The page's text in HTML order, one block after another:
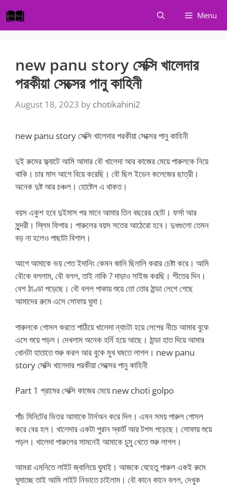
to
content
Menu
new panu story সেক্সি খালেদার
পরকীয়া সেক্সের পানু কাহিনী
August 18, 2023 by chotikahini2
new panu story সেক্সি খালেদার পরকীয়া সেক্সের পানু কাহিনী
দুই রুমের ফ্ল্যাটে আমি আমার বৌ খালেদা আর কাজের মেয়ে পারুলকে নিয়ে
থাকি। চার মাস আগে বিয়ে করেছি। বৌ ছিল ইডেন কলেজের ছাত্রী।
অনেক দুষ্ট আর চঞ্চল। হোষ্টেল এ থাকত।
বয়স একুশ হবে দুইমাস পর মানে আমার তিন বছরের ছোট। ফর্সা আর
সুন্দরী। স্লিম ফিগার। পারুলের বয়স সতের আঠেরো হবে। দুধগুলো তেমন
বড় না হলেও পাছাটা বিশাল।
আগে আমাকে ভয় পেত ইদানিং কেমন জানি ছিনালি করার চেষ্টা করে। আমি
বৌকে বললাম, বৌ বলল, তাই নাকি ? দাড়াও সাইজ করছি। শীতের দিন।
বেশ ঠাণ্ডা পড়েছে। বৌ বলল পাকায় শুয়ে তো তোর ঠান্ডা লেগে গেছে
আমাদের রুমে এসে সোফায় ঘুমা।
পারুলকে গোসল করতে পাঠিয়ে খালেদা ন্যাংটা হয়ে লেপের নীচে আমার বুকে
এসে শুয়ে পড়ল। দেখলাম অনেক হর্নি হয়ে আছে। ঠান্ডা হাত দিয়ে আমার
ধোনটা হাতাতে শুরু করল আর বুকে মুখ ঘষতে লাগল। new panu
story সেক্সি খালেদার পরকীয়া সেক্সের পানু কাহিনী
Part 1 গ্রামের সেক্সি কাজের মেয়ে new choti golpo
পাঁচ মিনিটের ভিতর আমাকে টার্নঅন করে দিল। এমন সময় পারুল গোসল
করে বের হল। খালেদার একটা পুরান স্কার্ট আর টপস পড়েছে। সোফায় শুয়ে
পড়ল। খালেদা পারুলের সামনেই আমাকে চুমু খেতে শুরু লাগল।
আমরা এমনিতে লাইট জ্বালিয়ে ঘুমাই। আজকে যেহেতু পারুল একই রুমে
ঘুমাচ্ছে তাই আমি লাইট নিভাতে চাইলাম। বৌ কানে কানে বলল, দেখুক